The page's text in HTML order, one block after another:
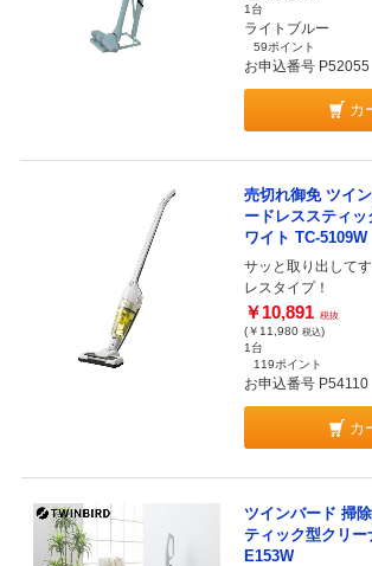
1台
ライトブルー
59ポイント
お申込番号 P52055
カ
売切れ御免 ツイ
ードレススティ
ワイト TC-5109W
サッと取り出して
レスタイプ！
￥10,891 税抜
(￥11,980 税込)
1台
119ポイント
お申込番号 P54110
カ
ツインバード 掃
ティック型クリ
E153W